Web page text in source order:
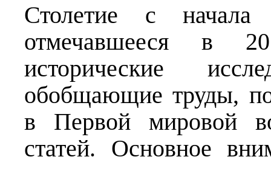
Столетие с
отмечавшееся в
исторические
обобщающие труды,
в Первой мировой
статей. Основное